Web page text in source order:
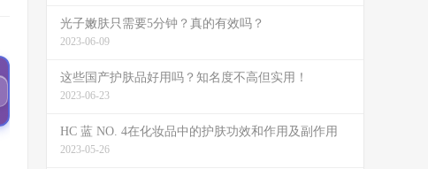
光子嫩肤只需要5分钟？真的有效吗？
2023-06-09
这些国产护肤品好用吗？知名度不高但实用！
2023-06-23
HC 蓝 NO. 4在化妆品中的护肤功效和作用及副作用
2023-05-26